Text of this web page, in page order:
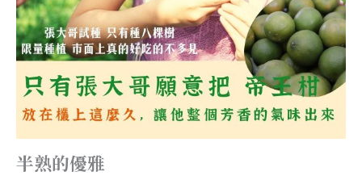
半熟的優雅